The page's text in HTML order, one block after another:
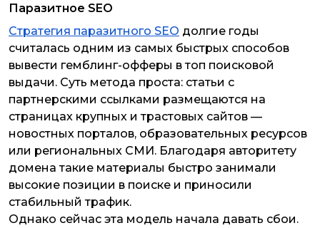
Паразитное SEO
Стратегия паразитного SEO долгие годы
считалась одним из самых быстрых способов
вывести гемблинг-офферы в топ поисковой
выдачи. Суть метода проста: статьи с
партнерскими ссылками размещаются на
страницах крупных и трастовых сайтов —
новостных порталов, образовательных ресурсов
или региональных СМИ. Благодаря авторитету
домена такие материалы быстро занимали
высокие позиции в поиске и приносили
стабильный трафик.
Однако сейчас эта модель начала давать сбои.